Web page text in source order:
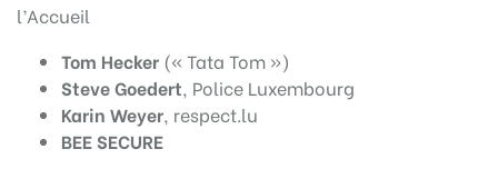
l’Accueil
Tom Hecker (« Tata Tom »)
Steve Goedert, Police Luxembourg
Karin Weyer, respect.lu
BEE SECURE